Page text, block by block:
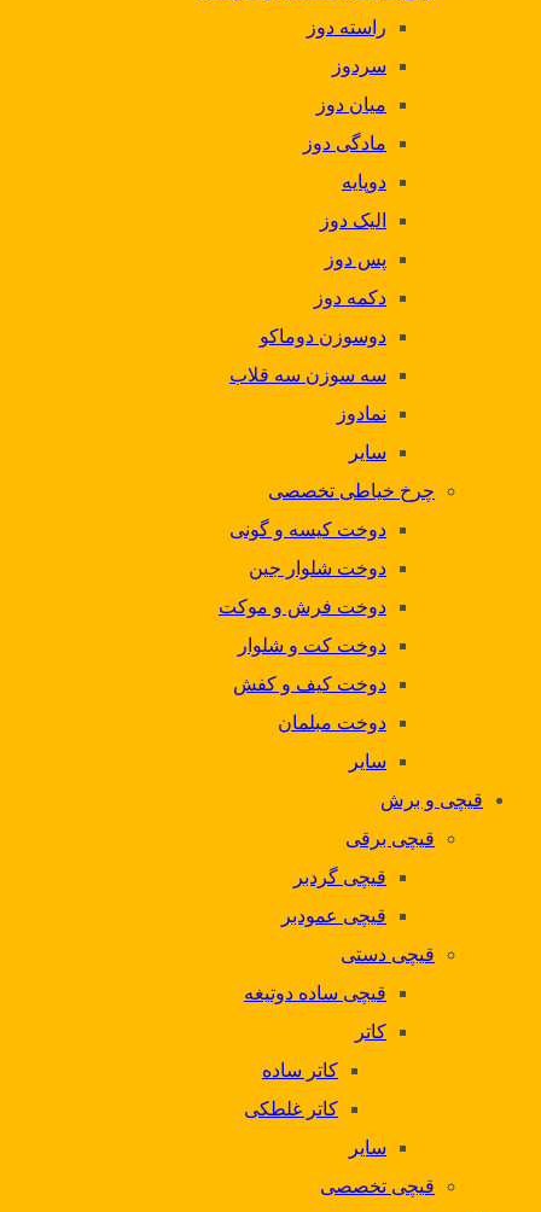
راسته دوز
سردوز
میان دوز
مادگی دوز
دوپایه
الیک دوز
پس دوز
دکمه دوز
دوسوزن دوماکو
سه سوزن سه قلاب
نمادوز
سایر
چرخ خیاطی تخصصی
دوخت کیسه و گونی
دوخت شلوار جین
دوخت فرش و موکت
دوخت کت و شلوار
دوخت کیف و کفش
دوخت مبلمان
سایر
قیچی و برش
قیچی برقی
قیچی گردبر
قیچی عمودبر
قیچی دستی
قیچی ساده دوتیغه
کاتر
کاتر ساده
کاتر غلطکی
سایر
قیچی تخصصی